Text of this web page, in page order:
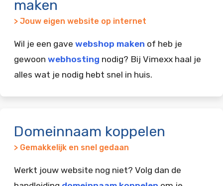
maken
> Jouw eigen website op internet
Wil je een gave webshop maken of heb je
gewoon webhosting nodig? Bij Vimexx haal je
alles wat je nodig hebt snel in huis.
Domeinnaam koppelen
> Gemakkelijk en snel gedaan
Werkt jouw website nog niet? Volg dan de